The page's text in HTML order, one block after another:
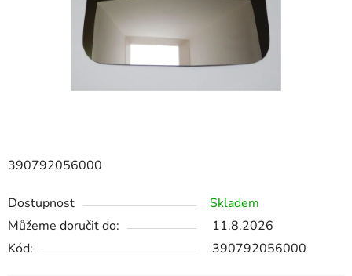
390792056000
Dostupnost
Skladem
Můžeme doručit do:
11.8.2026
Kód:
390792056000